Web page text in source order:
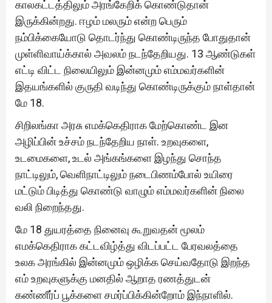
காலகட்டத்திலும் அரங்கேறிக் கொண்டுதான்
இருக்கின்றது. ஈழம் மலரும் என்ற பெரும்
நம்பிக்கையோடு தொடர்ந்து கொண்டிருந்த போதுதான்
முள்ளிவாய்க்கால் அவலம் நடந்தேறியது. 13 ஆண்டுகள்
எட்டி விட்ட நிலையிலும் இன்னமும் எம்மவர்களின்
இதயங்களில் குருதி வடிந்து கொண்டிருக்கும் நாள்தான்
மே 18.
சிறிலங்கா அரசு எமக்கெதிராக மேற்கொண்ட இன
அழிப்பின் உச்சம் நடந்தேறிய நாள். உறவுகளை,
உடமைகளை, உடல் அங்கங்களை இழந்து சொந்த
நாட்டிலும், வெளிநாட்டிலும் நடைபிணம்போல் உயிரை
மட்டும் பிடித்து கொண்டு வாழும் எம்மவர்களின் நிலை
வலி நிறைந்தது.
மே 18 துயரத்தை நினைவு கூறுவதன் மூலம்
எமக்கெதிராக கட்டவிழ்த்து விடப்பட்ட பேரவலத்தை
உலக அரங்கில் இன்னமும் ஒழிக்க செய்வதோடு இறந்த
எம் உறவுகளுக்கு மனதில் ஆறாத ரணத்துடன்
கண்ணீர்ப் பூக்களை சமர்ப்பிக்கின்றோம் இந்நாளில்.